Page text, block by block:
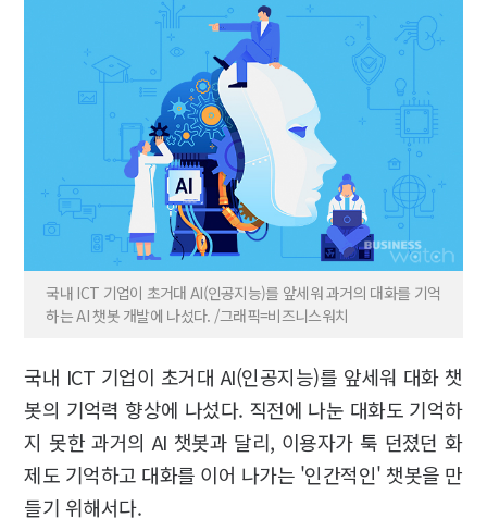
국내 ICT 기업이 초거대 AI(인공지능)를 앞세워 과거의 대화를 기억
하는 AI 챗봇 개발에 나섰다. /그래픽=비즈니스워치
국내 ICT 기업이 초거대 AI(인공지능)를 앞세워 대화 챗
봇의 기억력 향상에 나섰다. 직전에 나눈 대화도 기억하
지 못한 과거의 AI 챗봇과 달리, 이용자가 툭 던졌던 화
제도 기억하고 대화를 이어 나가는 '인간적인' 챗봇을 만
들기 위해서다.